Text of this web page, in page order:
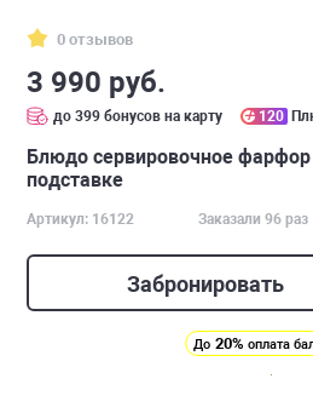
0 отзывов
3 990 руб.
до 399 бонусов на карту 120
Блюдо сервировочное фарфор
подставке
Артикул: 16122 Заказали 96 раз
Забронировать
До 20% оплата